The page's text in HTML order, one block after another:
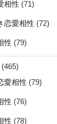
相性 (71)
恋愛相性 (72)
性 (79)
(465)
愛相性 (79)
性 (76)
性 (78)